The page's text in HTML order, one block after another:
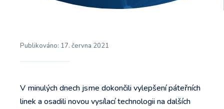
Publikováno: 17. června 2021
V minulých dnech jsme dokončili vylepšení páteřních
linek a osadili novou vysílací technologii na dalších